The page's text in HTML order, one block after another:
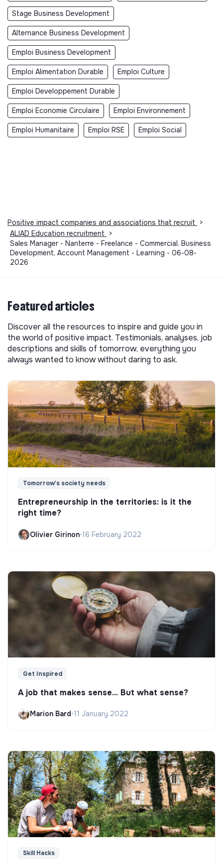
Stage Business Development
Alternance Business Development
Emploi Business Development
Emploi Alimentation Durable Emploi Culture
Emploi Developpement Durable
Emploi Economie Circulaire Emploi Environnement
Emploi Humanitaire Emploi RSE Emploi Social
Positive impact companies and associations that recruit
>
ALIAD Education recruitment
>
Sales Manager - Nanterre - Freelance - Commercial, Business
Development, Account Management - Learning - 06-08-
2026
Featured articles
Discover all the resources to inspire and guide you in
the world of positive impact. Testimonials, analyses, job
descriptions and skills of tomorrow, everything you
always wanted to know without daring to ask.
Tomorrow's society needs
Entrepreneurship in the territories: is it the
right time?
Olivier Girinon•16 February 2022
Get Inspired
A job that makes sense... But what sense?
Marion Bard•11 January 2022
Skill Hacks